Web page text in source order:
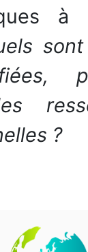
à
?